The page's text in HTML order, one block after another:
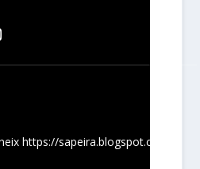
https://sapeira.blogspot.com/